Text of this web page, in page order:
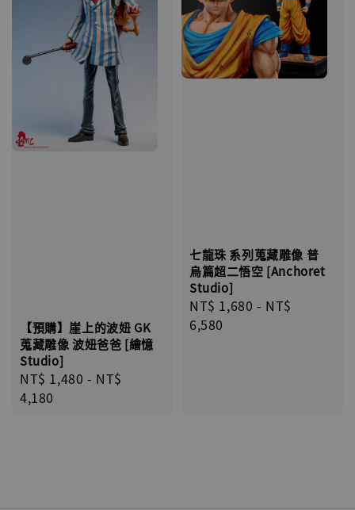
【預購】崖上的波妞 GK
蒐藏雕像 波妞爸爸 [繪憶
Studio]
Regular
price
NT$ 1,480 - NT$
4,180
七龍珠 系列蒐藏雕像 普
烏篇超二悟空 [Anchoret
Studio]
Regular
price
NT$ 1,680 - NT$
6,580